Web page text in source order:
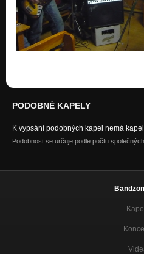
PODOBNÉ KAPELY
K vypsání podobných kapel nemá
Podobnost se určuje podle počtu